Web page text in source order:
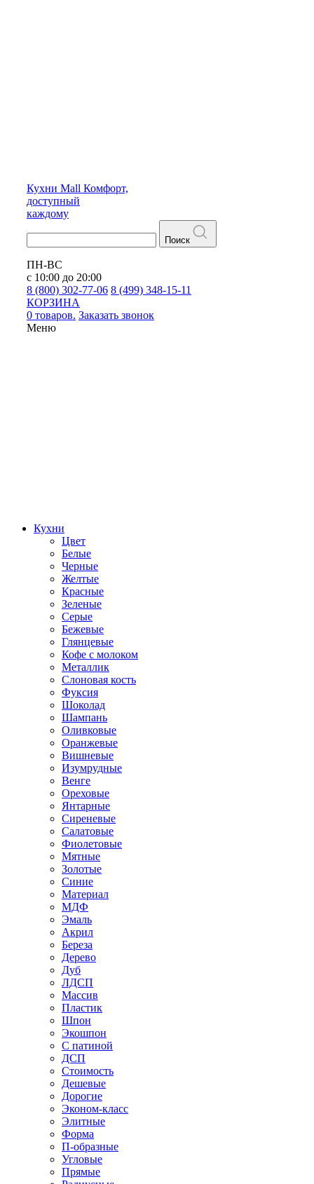
Кухни Mall Комфорт,
доступный
каждому
Поиск
ПН-ВС
с 10:00 до 20:00
8 (800) 302-77-06 8 (499) 348-15-11
КОРЗИНА
0 товаров. Заказать звонок
Меню
Кухни
Цвет
Белые
Черные
Желтые
Красные
Зеленые
Серые
Бежевые
Глянцевые
Кофе с молоком
Металлик
Слоновая кость
Фуксия
Шоколад
Шампань
Оливковые
Оранжевые
Вишневые
Изумрудные
Венге
Ореховые
Янтарные
Сиреневые
Салатовые
Фиолетовые
Мятные
Золотые
Синие
Материал
МДФ
Эмаль
Акрил
Береза
Дерево
Дуб
ЛДСП
Массив
Пластик
Шпон
Экошпон
С патиной
ДСП
Стоимость
Дешевые
Дорогие
Эконом-класс
Элитные
Форма
П-образные
Угловые
Прямые